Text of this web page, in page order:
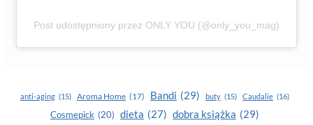
Post udostępniony przez ONLY YOU (@only_you_mag)
anti-aging (15) Aroma Home (17) Bandi (29) buty (15) Caudalie (16)
Cosmepick (20) dieta (27) dobra książka (29)